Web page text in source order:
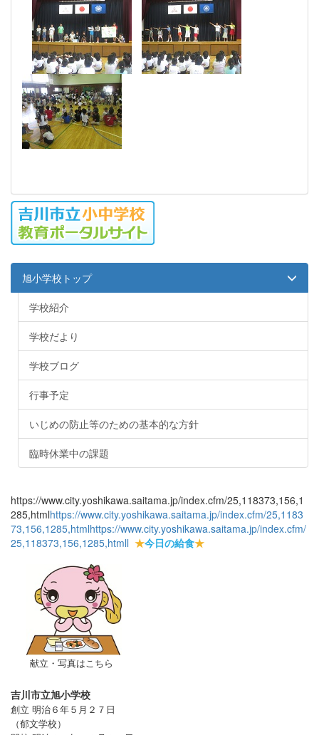
旭小学校トップ
学校紹介
学校だより
学校ブログ
行事予定
いじめの防止等のための基本的な方針
臨時休業中の課題
https://www.city.yoshikawa.saitama.jp/index.cfm/25,118373,156,1
285,htmlhttps://www.city.yoshikawa.saitama.jp/index.cfm/25,1183
73,156,1285,htmlhttps://www.city.yoshikawa.saitama.jp/index.cfm/
25,118373,156,1285,htmll ★今日の給食★
献立・写真はこちら
吉川市立旭小学校
創立 明治６年５月２７日
（郁文学校）